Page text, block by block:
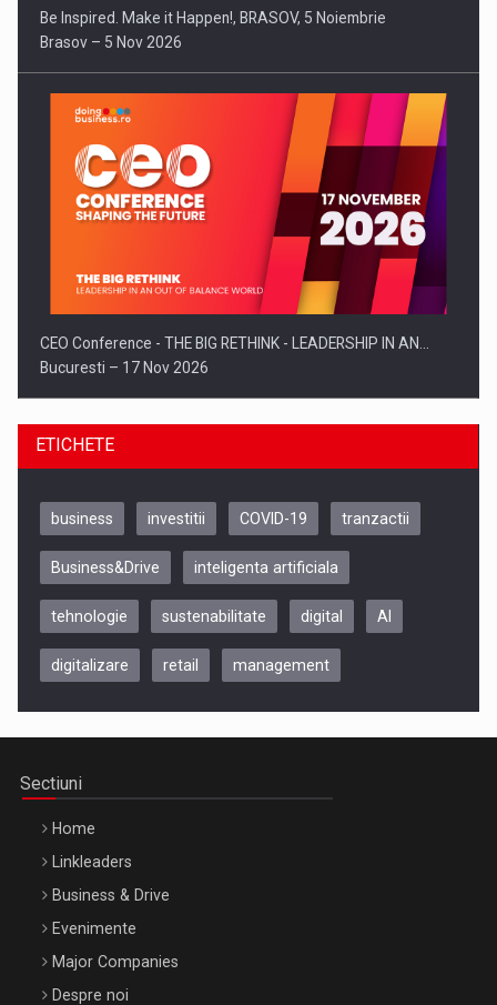
Be Inspired. Make it Happen!, BRASOV, 5 Noiembrie
Brasov – 5 Nov 2026
CEO Conference - THE BIG RETHINK - LEADERSHIP IN AN…
Bucuresti – 17 Nov 2026
Be Inspired. Make it Happen!, CLUJ, 9 Decembrie
Be Inspired. Make it Happen!, ARTEMIS LETO, ORADEA, 8
ETICHETE
business investitii COVID-19 tranzactii
Business&Drive inteligenta artificiala
tehnologie sustenabilitate digital AI
digitalizare retail management
Sectiuni
Home
Linkleaders
Business & Drive
Evenimente
Major Companies
Despre noi